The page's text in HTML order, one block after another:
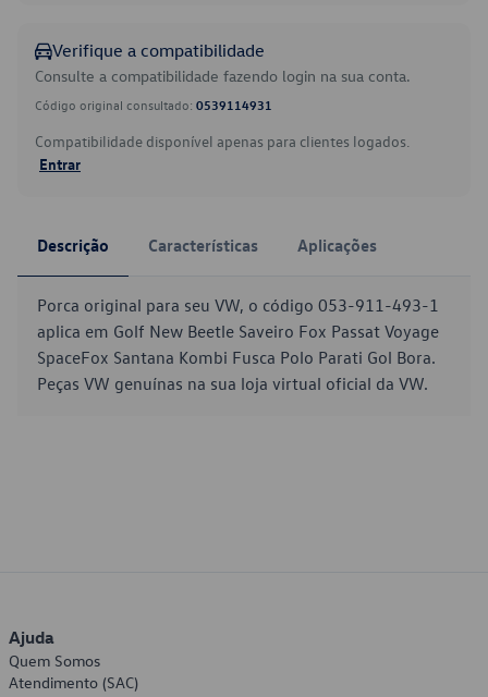
Verifique a compatibilidade
Consulte a compatibilidade fazendo login na sua conta.
Código original consultado: 0539114931
Compatibilidade disponível apenas para clientes logados.
Entrar
Descrição Características Aplicações
Porca original para seu VW, o código 053-911-493-1
aplica em Golf New Beetle Saveiro Fox Passat Voyage
SpaceFox Santana Kombi Fusca Polo Parati Gol Bora.
Peças VW genuínas na sua loja virtual oficial da VW.
Ajuda
Quem Somos
Atendimento (SAC)